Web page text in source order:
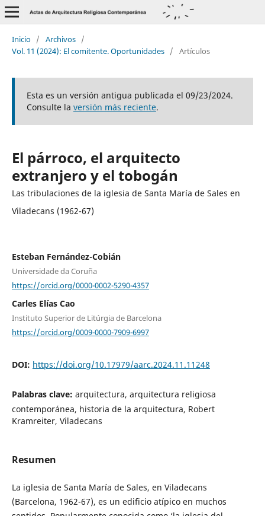
Inicio / Archivos /
Vol. 11 (2024): El comitente. Oportunidades / Artículos
Esta es un versión antigua publicada el 09/23/2024.
Consulte la versión más reciente.
El párroco, el arquitecto
extranjero y el tobogán
Las tribulaciones de la iglesia de Santa María de Sales en
Viladecans (1962-67)
Esteban Fernández-Cobián
Universidade da Coruña
https://orcid.org/0000-0002-5290-4357
Carles Elías Cao
Instituto Superior de Litúrgia de Barcelona
https://orcid.org/0009-0000-7909-6997
DOI: https://doi.org/10.17979/aarc.2024.11.11248
Palabras clave: arquitectura, arquitectura religiosa
contemporánea, historia de la arquitectura, Robert
Kramreiter, Viladecans
Resumen
La iglesia de Santa María de Sales, en Viladecans
(Barcelona, 1962-67), es un edificio atípico en muchos